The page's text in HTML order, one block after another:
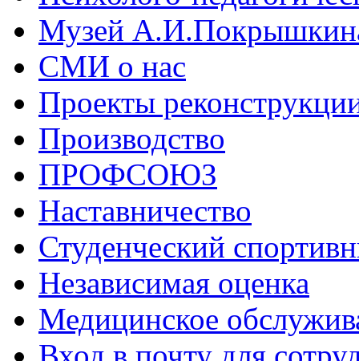
Музей
СМИ о нас
Проекты
Производство
ПРОФСОЮЗ
Наставничество
Студенческий
Независимая оценка
Медицинское